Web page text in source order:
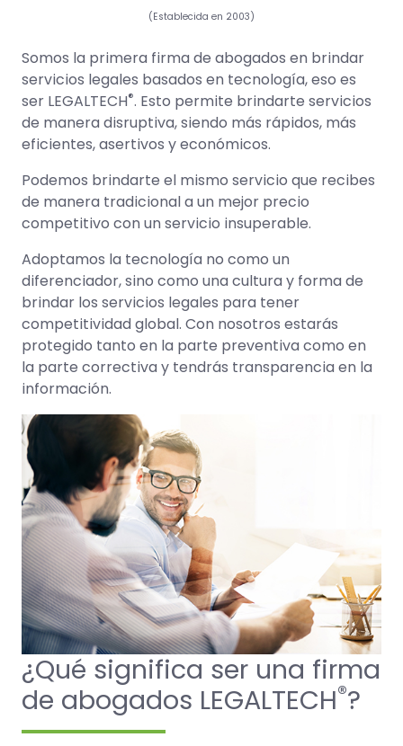
(Establecida en 2003)
Somos la primera firma de abogados en brindar
servicios legales basados en tecnología, eso es
ser LEGALTECH®. Esto permite brindarte servicios
de manera disruptiva, siendo más rápidos, más
eficientes, asertivos y económicos.
Podemos brindarte el mismo servicio que recibes
de manera tradicional a un mejor precio
competitivo con un servicio insuperable.
Adoptamos la tecnología no como un
diferenciador, sino como una cultura y forma de
brindar los servicios legales para tener
competitividad global. Con nosotros estarás
protegido tanto en la parte preventiva como en
la parte correctiva y tendrás transparencia en la
información.
¿Qué significa ser una firma
de abogados LEGALTECH®?